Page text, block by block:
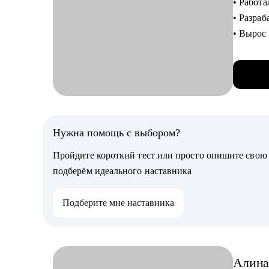
•
•
•
•
•
•
• Вырос
•
•
•
Нужна помощь с выбором?
Пройдите короткий тест или просто опишите
подберём идеального наставника
Подберите мне наставника
Алина